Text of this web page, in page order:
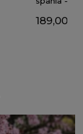
189,00 zł